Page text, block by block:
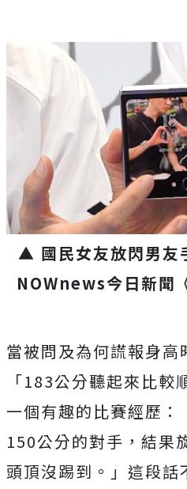
▲ 國民女友放閃男友
NOWnews今日新聞
當被問及為何謊報身高
「183公分聽起來比較
一個有趣的比賽經歷：
150公分的對手，結果
頭頂沒踢到。」這段話